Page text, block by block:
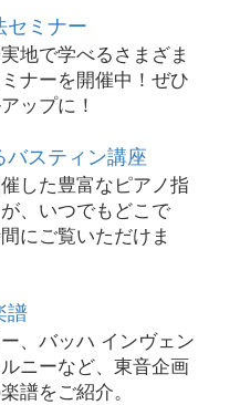
セミナー
地で学べるさまざま
ナーを開催中！ぜひ
ップに！
バスティン講座
した豊富なピアノ指
、いつでもどこで
にご覧いただけま
譜
、バッハ インヴェン
ニーなど、東音企画
譜をご紹介。